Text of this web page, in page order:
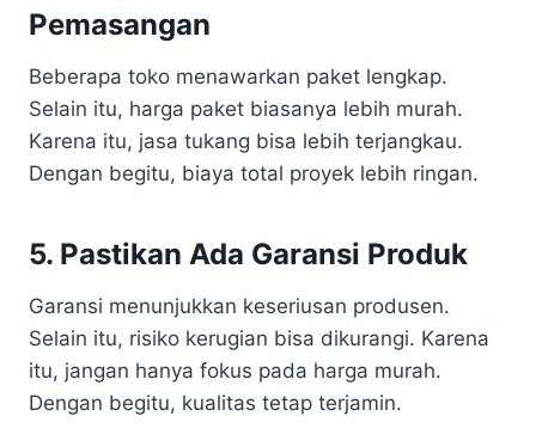
Pemasangan
Beberapa toko menawarkan paket lengkap.
Selain itu, harga paket biasanya lebih murah.
Karena itu, jasa tukang bisa lebih terjangkau.
Dengan begitu, biaya total proyek lebih ringan.
5. Pastikan Ada Garansi Produk
Garansi menunjukkan keseriusan produsen.
Selain itu, risiko kerugian bisa dikurangi. Karena
itu, jangan hanya fokus pada harga murah.
Dengan begitu, kualitas tetap terjamin.